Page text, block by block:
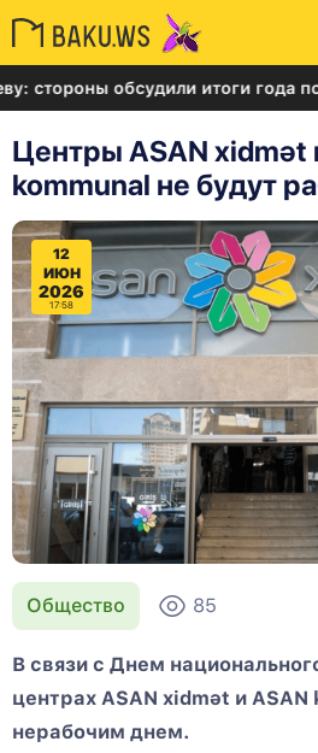
обсудили итоги года после
Центры ASAN xidmət
kommunal не будут
12
ИЮН
2026
17:58
Общество 85
В связи с Днем
центрах ASAN xidmət и ASAN
нерабочим днем.